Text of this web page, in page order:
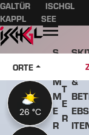
Hauptinhalt
Inhaltsverzeichnis
Hauptnavigation
Inhaltsverzeichnis
GALTÜR
ISCHGL
KAPPL
SEE
Öffnen
S
M
M
E
R
T
E
R
&
ORTE
26 °C
26 °C